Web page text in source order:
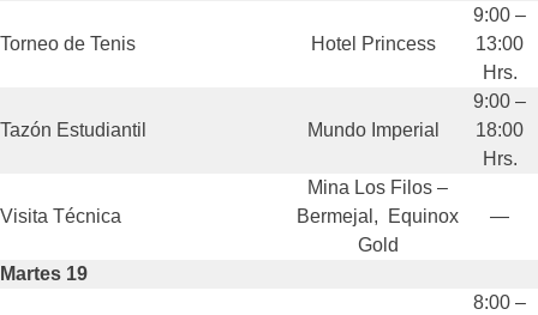
Torneo de Tenis Hotel Princess
9:00 –
13:00
Hrs.
Tazón Estudiantil Mundo Imperial
9:00 –
18:00
Hrs.
Visita Técnica
Mina Los Filos –
Bermejal, Equinox
Gold
—
Martes 19
8:00 –